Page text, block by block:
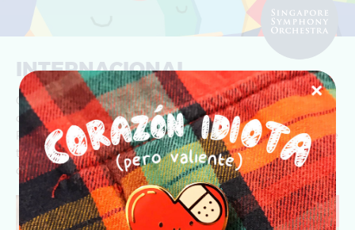
INTERNACIONAL
Gracias a mis redes sociales he tenido la oportunidad de
colaborar con empresas en Sudafrica, Australia, Suecia,
Reino Unido y Latinoamérica, la última empresa con la que
trabajé fue laOrquesta Sinfónica de Singapur, donde
diseñé el arte para el concierto. Carnival of the Animals.